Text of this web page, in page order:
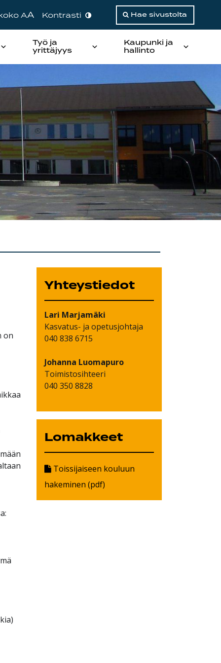
AA Kontrasti Hae sivustolta
Työ ja
yrittäjyys
Kaupunki ja
hallinto
on
Yhteystiedot
Lari Marjamäki
Kasvatus- ja opetusjohtaja
040 838 6715
Johanna Luomapuro
Toimistosihteeri
040 350 8828
Lomakkeet
Toissijaiseen kouluun
hakeminen (pdf)